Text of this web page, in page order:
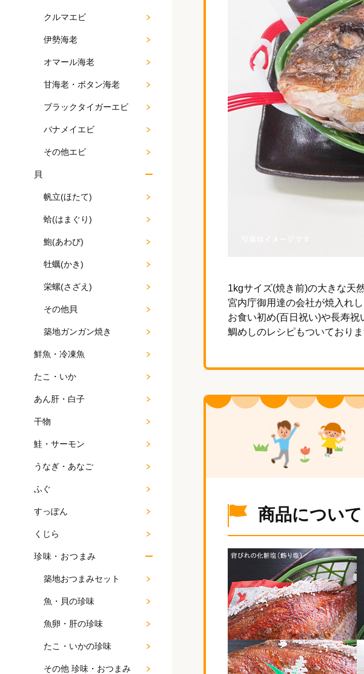
クルマエビ
伊勢海老
オマール海老
甘海老・ボタン海老
ブラックタイガーエビ
バナメイエビ
その他エビ
貝
帆立(ほたて)
蛤(はまぐり)
鮑(あわび)
牡蠣(かき)
栄螺(さざえ)
その他貝
築地ガンガン焼き
鮮魚・冷凍魚
たこ・いか
あん肝・白子
干物
鮭・サーモン
うなぎ・あなご
ふぐ
すっぽん
くじら
珍味・おつまみ
築地おつまみセット
魚・貝の珍味
魚卵・肝の珍味
たこ・いかの珍味
その他 珍味・おつまみ
1kgサイズ(焼き前)の大きな天
宮内庁御用達の会社が焼入れ
お食い初め(百日祝い)や長寿祝
鯛めしのレシピもついており
商品について